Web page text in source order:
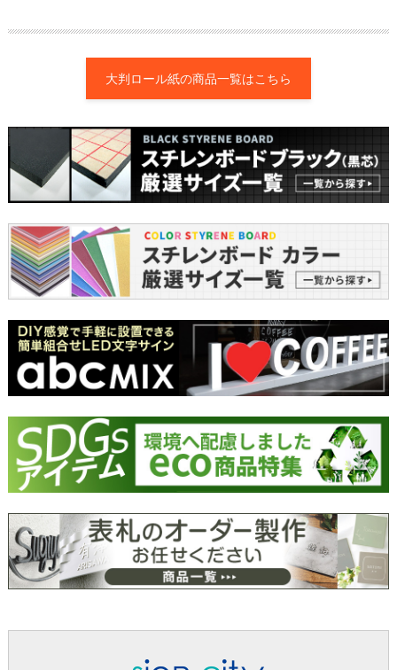
大判ロール紙の商品一覧はこちら